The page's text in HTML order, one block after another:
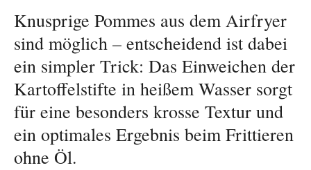
Knusprige Pommes aus dem Airfryer
sind möglich – entscheidend ist dabei
ein simpler Trick: Das Einweichen der
Kartoffelstifte in heißem Wasser sorgt
für eine besonders krosse Textur und
ein optimales Ergebnis beim Frittieren
ohne Öl.